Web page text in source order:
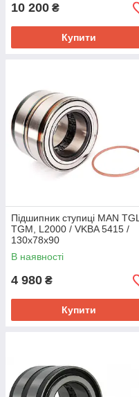
10 200 ₴
Купити
Підшипник ступиці MAN TGL,
TGM, L2000 / VKBA 5415 /
130x78x90
В наявності
4 980 ₴
Купити